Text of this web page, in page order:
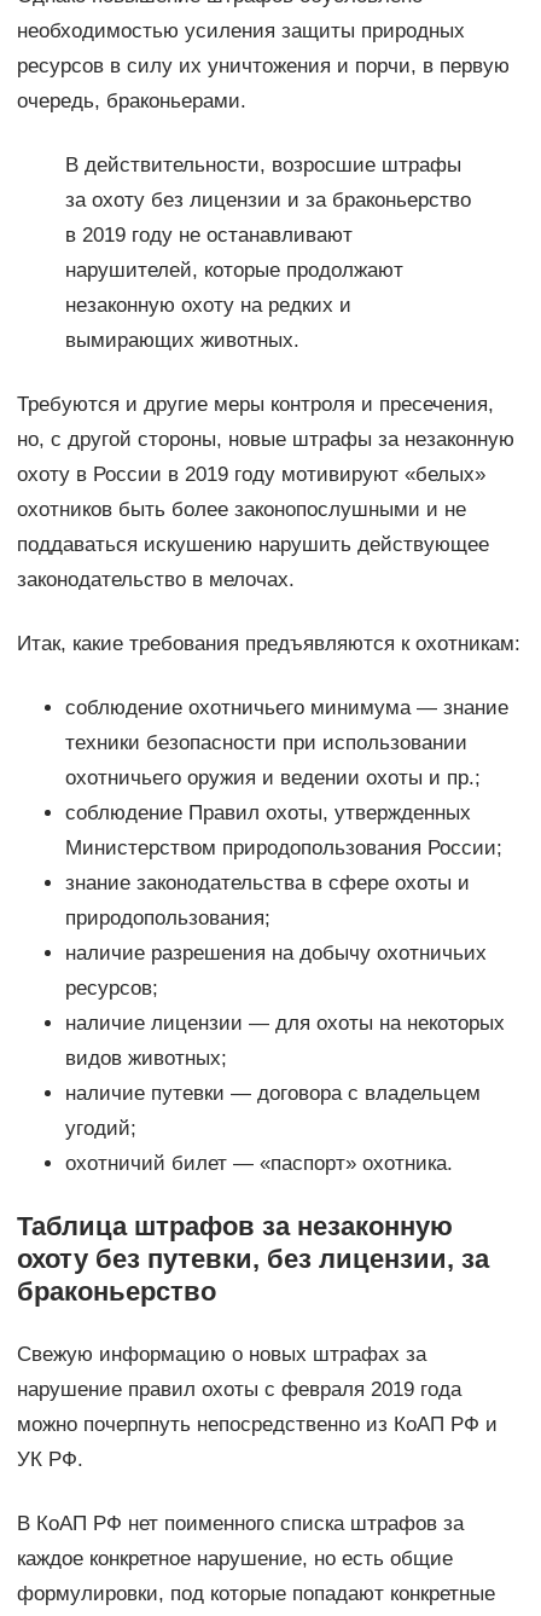
необходимостью усиления защиты природных
ресурсов в силу их уничтожения и порчи, в первую
очередь, браконьерами.
В действительности, возросшие штрафы
за охоту без лицензии и за браконьерство
в 2019 году не останавливают
нарушителей, которые продолжают
незаконную охоту на редких и
вымирающих животных.
Требуются и другие меры контроля и пресечения,
но, с другой стороны, новые штрафы за незаконную
охоту в России в 2019 году мотивируют «белых»
охотников быть более законопослушными и не
поддаваться искушению нарушить действующее
законодательство в мелочах.
Итак, какие требования предъявляются к охотникам:
соблюдение охотничьего минимума — знание
техники безопасности при использовании
охотничьего оружия и ведении охоты и пр.;
соблюдение Правил охоты, утвержденных
Министерством природопользования России;
знание законодательства в сфере охоты и
природопользования;
наличие разрешения на добычу охотничьих
ресурсов;
наличие лицензии — для охоты на некоторых
видов животных;
наличие путевки — договора с владельцем
угодий;
охотничий билет — «паспорт» охотника.
Таблица штрафов за незаконную
охоту без путевки, без лицензии, за
браконьерство
Свежую информацию о новых штрафах за
нарушение правил охоты с февраля 2019 года
можно почерпнуть непосредственно из КоАП РФ и
УК РФ.
В КоАП РФ нет поименного списка штрафов за
каждое конкретное нарушение, но есть общие
формулировки, под которые попадают конкретные